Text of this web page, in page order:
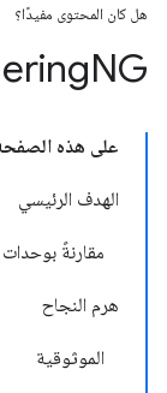
هل كان المحتوى مفيدًا؟
NG
على هذه
الهدف الرئيسي
مقارنةً
هرم النجاح
الموثوقية